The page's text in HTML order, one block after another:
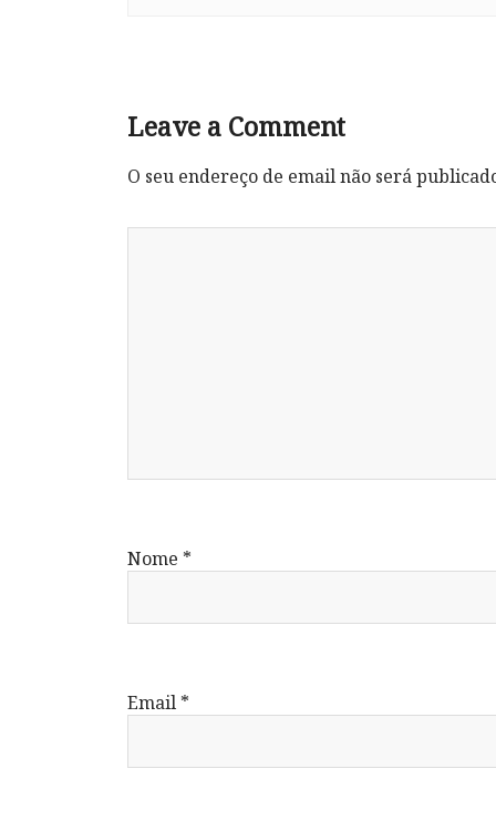
Leave a Comment
O seu endereço de email não será
Nome *
Email *